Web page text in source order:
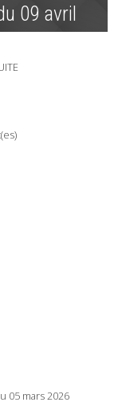
09 avril
05 mars 2026